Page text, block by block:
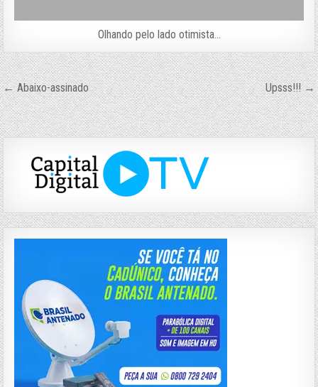
Olhando pelo lado otimista…
Navegação
de
Post
← Abaixo-assinado Upsss!!! →